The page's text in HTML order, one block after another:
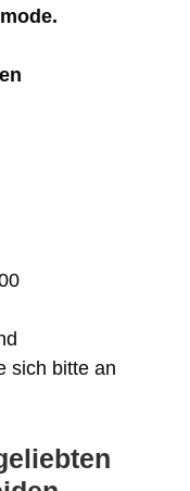
sich bitte an